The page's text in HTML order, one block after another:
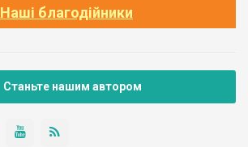
Наші благодійники
Станьте нашим автором